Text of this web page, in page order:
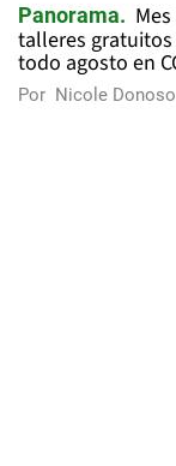
Panorama
talleres
todo agosto en
Por Nicole Donoso